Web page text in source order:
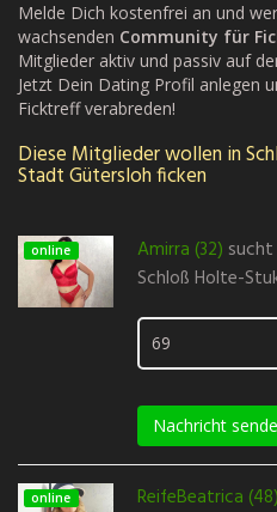
Melde Dich kostenfrei an und
wachsenden Community für
Mitglieder aktiv und passiv auf
Jetzt Dein Dating Profil anlegen
Ficktreff verabreden!
Diese Mitglieder wollen in
Stadt Gütersloh ficken
online Amirra (32) sucht
Schloß Holte-
69
Nachricht
online ReifeBeatrica (48)